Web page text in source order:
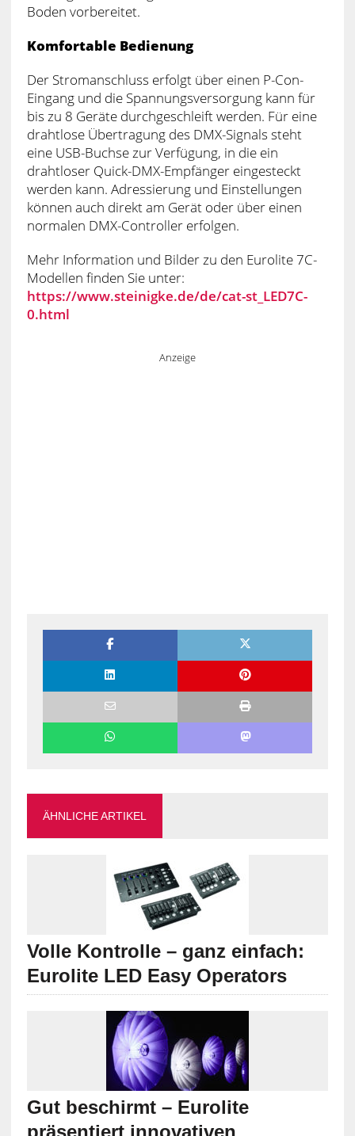
Boden vorbereitet.
Komfortable Bedienung
Der Stromanschluss erfolgt über einen P-Con-
Eingang und die Spannungsversorgung kann für
bis zu 8 Geräte durchgeschleift werden. Für eine
drahtlose Übertragung des DMX-Signals steht
eine USB-Buchse zur Verfügung, in die ein
drahtloser Quick-DMX-Empfänger eingesteckt
werden kann. Adressierung und Einstellungen
können auch direkt am Gerät oder über einen
normalen DMX-Controller erfolgen.
Mehr Information und Bilder zu den Eurolite 7C-
Modellen finden Sie unter:
https://www.steinigke.de/de/cat-st_LED7C-
0.html
Anzeige
ÄHNLICHE ARTIKEL
Volle Kontrolle – ganz einfach:
Eurolite LED Easy Operators
Gut beschirmt – Eurolite
präsentiert innovativen